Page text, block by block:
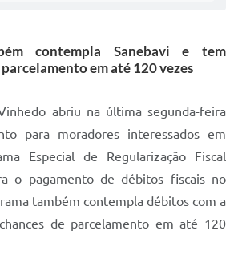
Vinhedo
Públicos Municipais de
contempla Sanebavi e tem
em até 120 vezes
abriu na última segunda-feira
para moradores interessados em
Especial de Regularização Fiscal
o pagamento de débitos fiscais no
também contempla débitos com a
de parcelamento em até 120